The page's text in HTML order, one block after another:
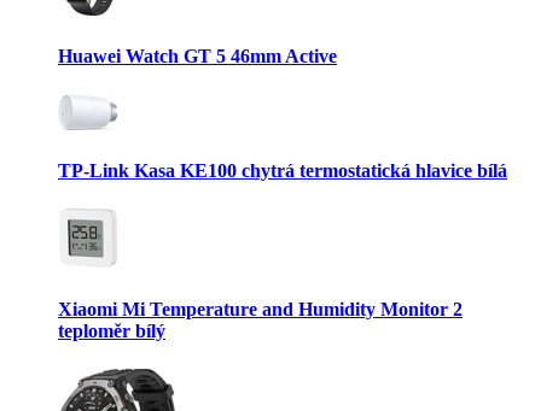
Huawei Watch GT 5 46mm Active
TP-Link Kasa KE100 chytrá termostatická hlavice bílá
Xiaomi Mi Temperature and Humidity Monitor 2
teploměr bílý